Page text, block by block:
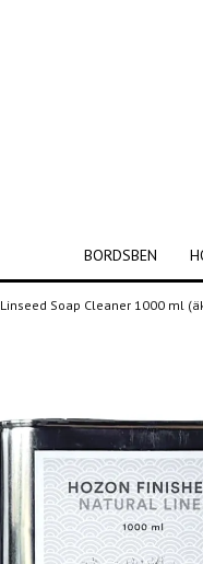
BORDSBEN
Linseed Soap Cleaner 1000 ml